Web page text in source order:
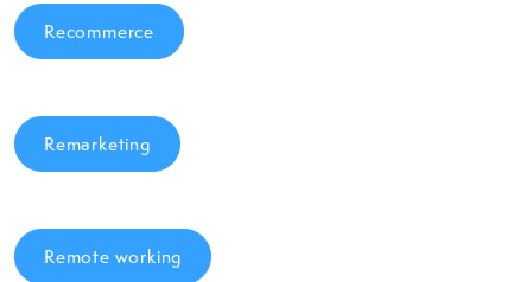
Recommerce
Remarketing
Remote working